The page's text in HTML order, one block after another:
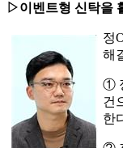
▷이벤트형 신탁을
정
해
①
건
한